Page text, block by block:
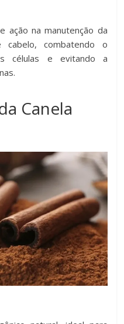
ação na manutenção da
combatendo o
células e evitando a
Canela